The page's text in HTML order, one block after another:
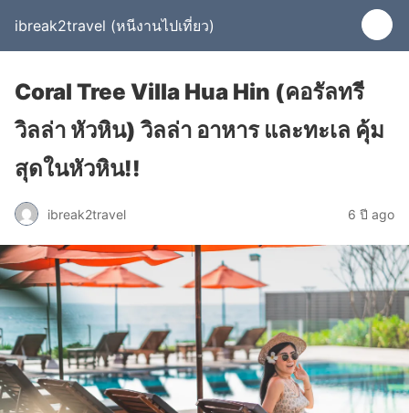
ibreak2travel (หนีงานไปเที่ยว)
Coral Tree Villa Hua Hin (คอรัลทรี
วิลล่า หัวหิน) วิลล่า อาหาร และทะเล คุ้ม
สุดในหัวหิน!!
ibreak2travel 6 ปี ago